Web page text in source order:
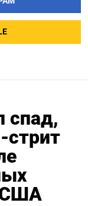
спад,
США